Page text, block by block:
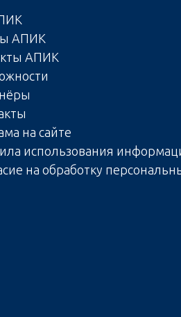
АПИК
АПИК
на сайте
использования
на обработку